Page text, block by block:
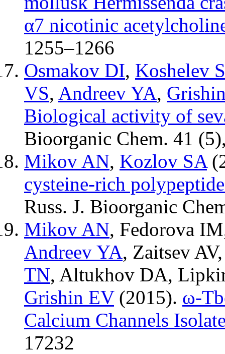
α7 nicotinic
1255–1266
Osmakov DI, Koshelev
VS, Andreev YA,
Biological activity of
Bioorganic Chem. 41 (5)
Mikov AN, Kozlov SA
cysteine-rich
Russ. J. Bioorganic
Mikov AN, Fedorova IM
Andreev YA, Zaitsev AV
TN, Altukhov DA,
Grishin EV (2015). ω-
Calcium Channels
17232